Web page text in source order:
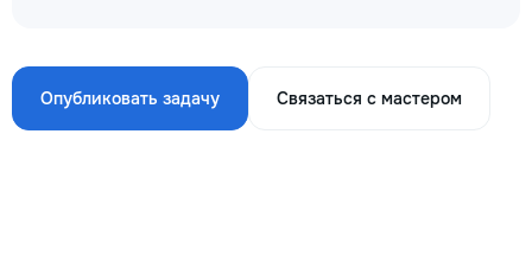
Опубликовать задачу Связаться с мастером